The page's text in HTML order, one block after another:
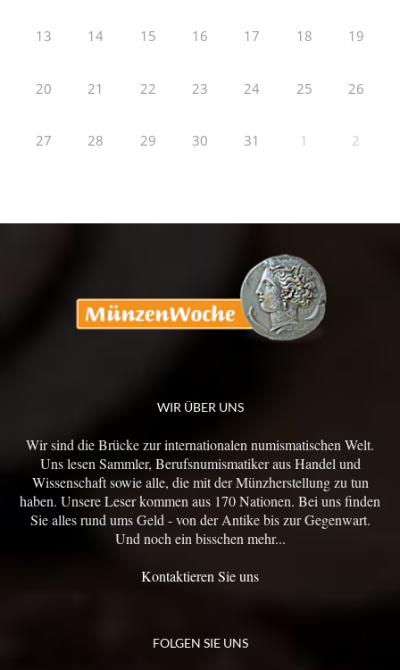
13 14 15 16 17 18 19
20 21 22 23 24 25 26
27 28 29 30 31 1 2
WIR ÜBER UNS
Wir sind die Brücke zur internationalen numismatischen Welt.
Uns lesen Sammler, Berufsnumismatiker aus Handel und
Wissenschaft sowie alle, die mit der Münzherstellung zu tun
haben. Unsere Leser kommen aus 170 Nationen. Bei uns finden
Sie alles rund ums Geld - von der Antike bis zur Gegenwart.
Und noch ein bisschen mehr...
Kontaktieren Sie uns
FOLGEN SIE UNS